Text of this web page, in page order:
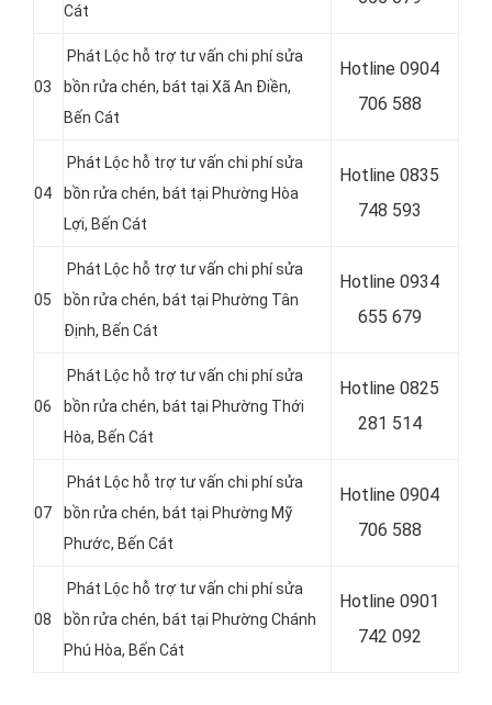
Cát
03
Phát Lộc hỗ trợ tư vấn chi phí sửa
bồn rửa chén, bát tại Xã An Điền,
Bến Cát
Hotline 0904
706 588
04
Phát Lộc hỗ trợ tư vấn chi phí sửa
bồn rửa chén, bát tại Phường Hòa
Lợi, Bến Cát
Hotline 0835
748 593
05
Phát Lộc hỗ trợ tư vấn chi phí sửa
bồn rửa chén, bát tại Phường Tân
Định, Bến Cát
Hotline 0934
655 679
06
Phát Lộc hỗ trợ tư vấn chi phí sửa
bồn rửa chén, bát tại Phường Thới
Hòa, Bến Cát
Hotline 0825
281 514
07
Phát Lộc hỗ trợ tư vấn chi phí sửa
bồn rửa chén, bát tại Phường Mỹ
Phước, Bến Cát
Hotline 0904
706 588
08
Phát Lộc hỗ trợ tư vấn chi phí sửa
bồn rửa chén, bát tại Phường Chánh
Phú Hòa, Bến Cát
Hotline 0901
742 092